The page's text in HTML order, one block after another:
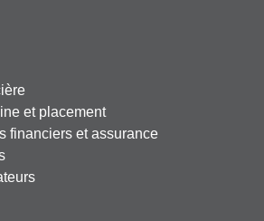
et placement
financiers et assurance